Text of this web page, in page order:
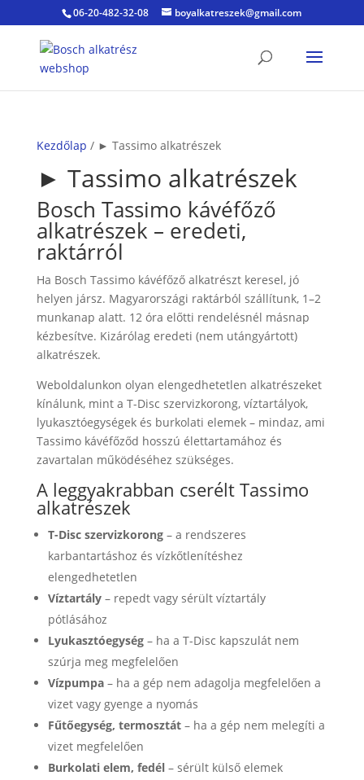
06-20-482-32-08 boyalkatreszek@gmail.com
Kezdőlap / ► Tassimo alkatrészek
► Tassimo alkatrészek
Bosch Tassimo kávéfőző
alkatrészek – eredeti,
raktárról
Ha Bosch Tassimo kávéfőző alkatrészt keresel, jó
helyen jársz. Magyarországi raktárból szállítunk, 1–2
munkanap alatt. 12 óra előtti rendelésnél másnap
kézbesítve. Kizárólag eredeti (nem utángyártott)
alkatrészek.
Weboldalunkon olyan elengedhetetlen alkatrészeket
kínálunk, mint a T-Disc szervizkorong, víztartályok,
lyukasztóegységek és burkolati elemek – mindaz, ami
Tassimo kávéfőződ hosszú élettartamához és
zavartalan működéséhez szükséges.
A leggyakrabban cserélt Tassimo
alkatrészek
T-Disc szervizkorong– a rendszeres
karbantartáshoz és vízkőtlenítéshez
elengedhetetlen
Víztartály– repedt vagy sérült víztartály
pótlásához
Lyukasztóegység– ha a T-Disc kapszulát nem
szúrja meg megfelelően
Vízpumpa– ha a gép nem adagolja megfelelően a
vizet vagy gyenge a nyomás
Fűtőegység, termosztát– ha a gép nem melegíti a
vizet megfelelően
Burkolati elem, fedél– sérült külső elemek